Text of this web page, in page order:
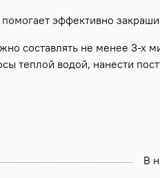
эффективно
составлять не менее 3-х
теплой водой, нанести
В